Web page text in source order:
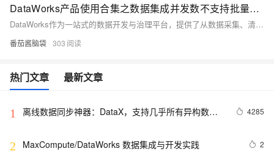
DataWorks产品使用合集之数据集成并发数不支持批量修改，该怎么办
DataWorks作为一站式的数据开发与治理平台，提供了从数据采集、清洗、开发、调度、服务化、质量监控到安全管理的全套解决方案，帮助企业构建高效、规范、安全的大数据处理体系。以下是对DataWorks产品使用合集的概述，涵盖数据处理的各个环节。
番茄酱脑袋 303
热门文章 最新文章
1
离线数据同步神器：DataX，支持几乎所有异构数据
4285
2 MaxCompute/DataWorks 数据集成与开发实践 2